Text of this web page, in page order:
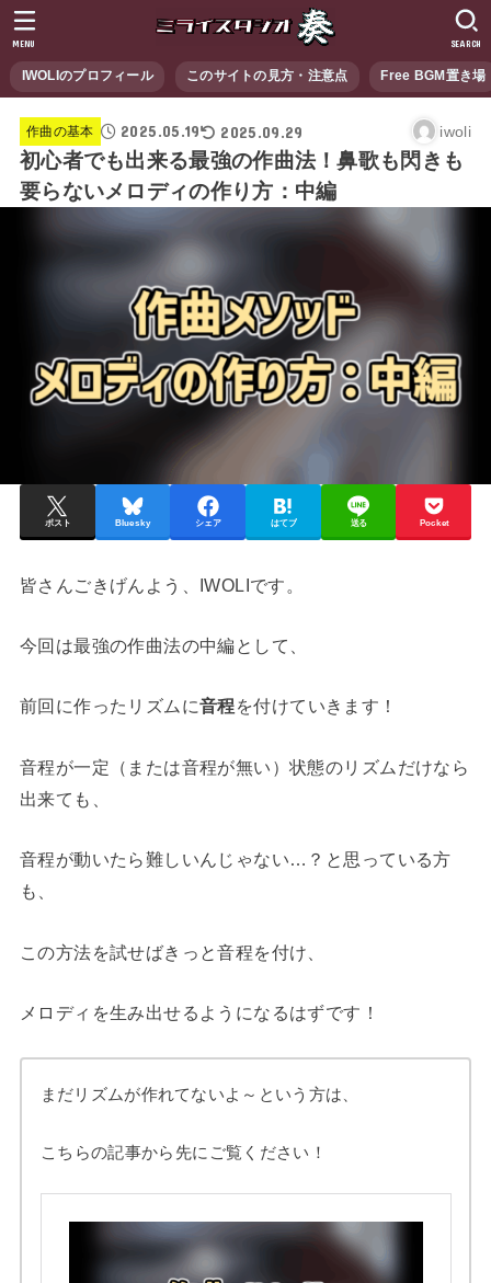
IWOLIのプロフィール このサイトの見方・注意点 Free BGM置き場
SEARCH
MENU
作曲の基本 2025.05.19 2025.09.29 iwoli
初心者でも出来る最強の作曲法！鼻歌も閃きも
要らないメロディの作り方：中編
ポスト Bluesky シェア はてブ 送る Pocket
皆さんごきげんよう、IWOLIです。
今回は最強の作曲法の中編として、
前回に作ったリズムに音程を付けていきます！
音程が一定（または音程が無い）状態のリズムだけなら
出来ても、
音程が動いたら難しいんじゃない…？と思っている方
も、
この方法を試せばきっと音程を付け、
メロディを生み出せるようになるはずです！
まだリズムが作れてないよ～という方は、
こちらの記事から先にご覧ください！